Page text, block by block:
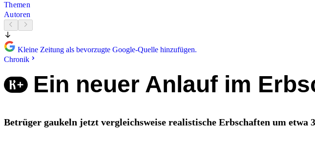
Themen
Autoren
Kleine Zeitung als bevorzugte Google-Quelle hinzufügen.
Chronik
Ein neuer Anlauf im
Betrüger gaukeln jetzt vergleichsweise realistische Erbschaften um